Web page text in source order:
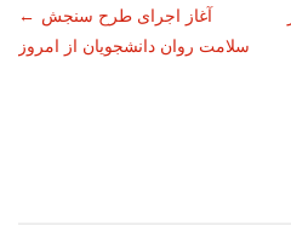
← آغاز اجرای طرح سنجش
سلامت روان دانشجویان از امروز